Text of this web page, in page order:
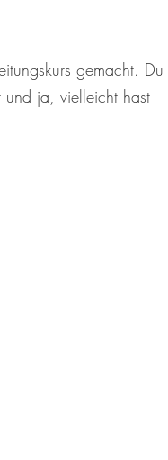
gemacht. Du
und ja, vielleicht hast